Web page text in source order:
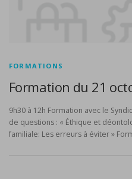
FORMATIONS
Formation du 21
9h30 à 12h Formation avec le
de questions : « Éthique et
familiale: Les erreurs à éviter »